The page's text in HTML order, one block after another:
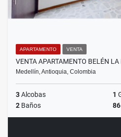
APARTAMENTO VENTA
VENTA APARTAMENTO BELÉN
Medellín, Antioquia, Colombia
3Alcobas 1
2 Baños 86